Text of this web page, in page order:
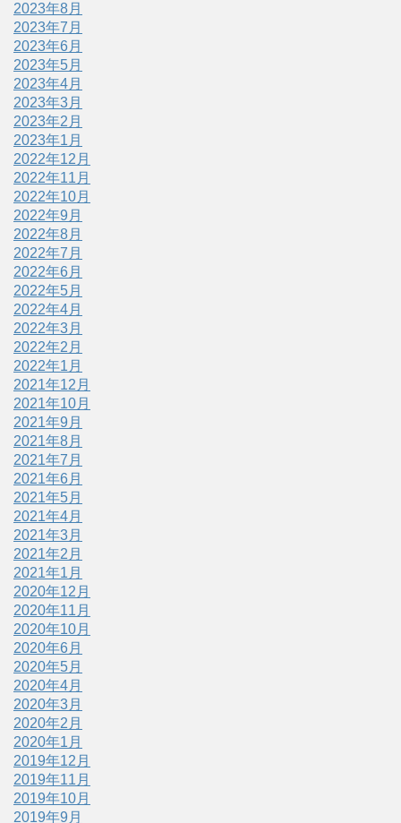
2023年8月
2023年7月
2023年6月
2023年5月
2023年4月
2023年3月
2023年2月
2023年1月
2022年12月
2022年11月
2022年10月
2022年9月
2022年8月
2022年7月
2022年6月
2022年5月
2022年4月
2022年3月
2022年2月
2022年1月
2021年12月
2021年10月
2021年9月
2021年8月
2021年7月
2021年6月
2021年5月
2021年4月
2021年3月
2021年2月
2021年1月
2020年12月
2020年11月
2020年10月
2020年6月
2020年5月
2020年4月
2020年3月
2020年2月
2020年1月
2019年12月
2019年11月
2019年10月
2019年9月